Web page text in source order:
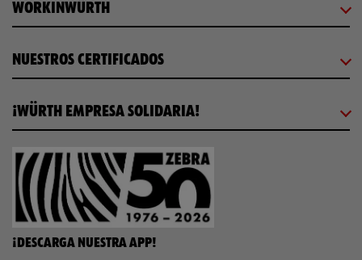
WORKINWÜRTH
NUESTROS CERTIFICADOS
¡WÜRTH EMPRESA SOLIDARIA!
¡DESCARGA NUESTRA APP!